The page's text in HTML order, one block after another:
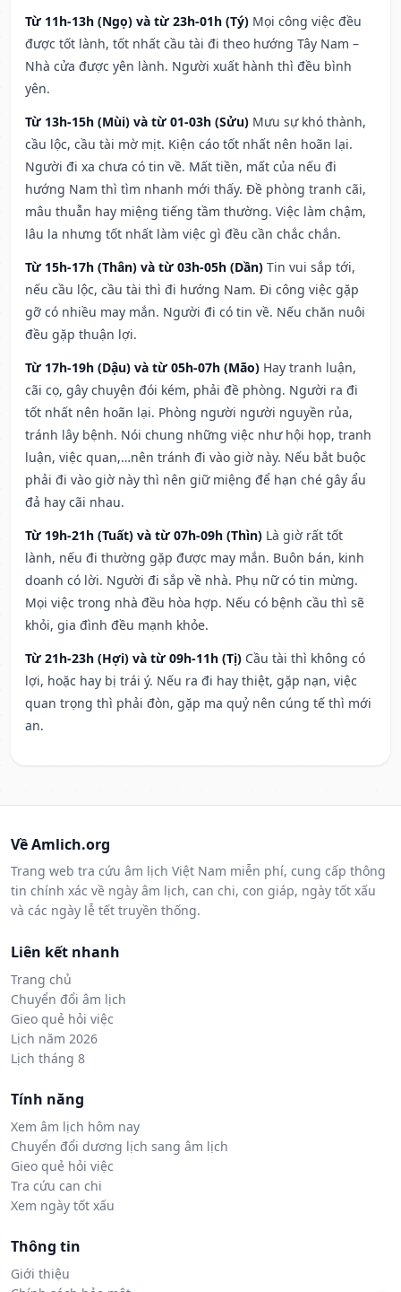
Từ 11h-13h (Ngọ) và từ 23h-01h (Tý) Mọi công việc đều
được tốt lành, tốt nhất cầu tài đi theo hướng Tây Nam –
Nhà cửa được yên lành. Người xuất hành thì đều bình
yên.
Từ 13h-15h (Mùi) và từ 01-03h (Sửu) Mưu sự khó thành,
cầu lộc, cầu tài mờ mịt. Kiện cáo tốt nhất nên hoãn lại.
Người đi xa chưa có tin về. Mất tiền, mất của nếu đi
hướng Nam thì tìm nhanh mới thấy. Đề phòng tranh cãi,
mâu thuẫn hay miệng tiếng tầm thường. Việc làm chậm,
lâu la nhưng tốt nhất làm việc gì đều cần chắc chắn.
Từ 15h-17h (Thân) và từ 03h-05h (Dần) Tin vui sắp tới,
nếu cầu lộc, cầu tài thì đi hướng Nam. Đi công việc gặp
gỡ có nhiều may mắn. Người đi có tin về. Nếu chăn nuôi
đều gặp thuận lợi.
Từ 17h-19h (Dậu) và từ 05h-07h (Mão) Hay tranh luận,
cãi cọ, gây chuyện đói kém, phải đề phòng. Người ra đi
tốt nhất nên hoãn lại. Phòng người người nguyền rủa,
tránh lây bệnh. Nói chung những việc như hội họp, tranh
luận, việc quan,…nên tránh đi vào giờ này. Nếu bắt buộc
phải đi vào giờ này thì nên giữ miệng để hạn ché gây ẩu
đả hay cãi nhau.
Từ 19h-21h (Tuất) và từ 07h-09h (Thìn) Là giờ rất tốt
lành, nếu đi thường gặp được may mắn. Buôn bán, kinh
doanh có lời. Người đi sắp về nhà. Phụ nữ có tin mừng.
Mọi việc trong nhà đều hòa hợp. Nếu có bệnh cầu thì sẽ
khỏi, gia đình đều mạnh khỏe.
Từ 21h-23h (Hợi) và từ 09h-11h (Tị) Cầu tài thì không có
lợi, hoặc hay bị trái ý. Nếu ra đi hay thiệt, gặp nạn, việc
quan trọng thì phải đòn, gặp ma quỷ nên cúng tế thì mới
an.
Về Amlich.org
Trang web tra cứu âm lịch Việt Nam miễn phí, cung cấp thông
tin chính xác về ngày âm lịch, can chi, con giáp, ngày tốt xấu
và các ngày lễ tết truyền thống.
Liên kết nhanh
Trang chủ
Chuyển đổi âm lịch
Gieo quẻ hỏi việc
Lịch năm 2026
Lịch tháng 8
Tính năng
Xem âm lịch hôm nay
Chuyển đổi dương lịch sang âm lịch
Gieo quẻ hỏi việc
Tra cứu can chi
Xem ngày tốt xấu
Thông tin
Giới thiệu